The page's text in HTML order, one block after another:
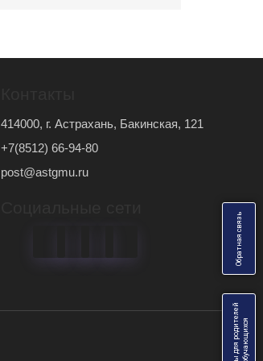
О
б
р
а
т
н
а
я
с
в
я
з
ь
Анкеты для родителейя
414000, г. Астрахань, Бакинская, 121
+7(8512) 66-94-80
post@astgmu.ru